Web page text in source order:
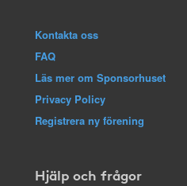
Kontakta oss
FAQ
Läs mer om Sponsorhuset
Privacy Policy
Registrera ny förening
Hjälp och frågor